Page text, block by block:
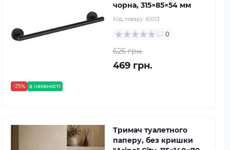
-25% в наявності
чорна, 315×85×54 мм
Код товару: 61013
0
625 грн.
469 грн.
Тримач туалетного
паперу, без кришки